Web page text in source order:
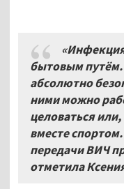
бытовым
абсолютно
ними можно
целоваться
вместе
передачи ВИЧ
отметила